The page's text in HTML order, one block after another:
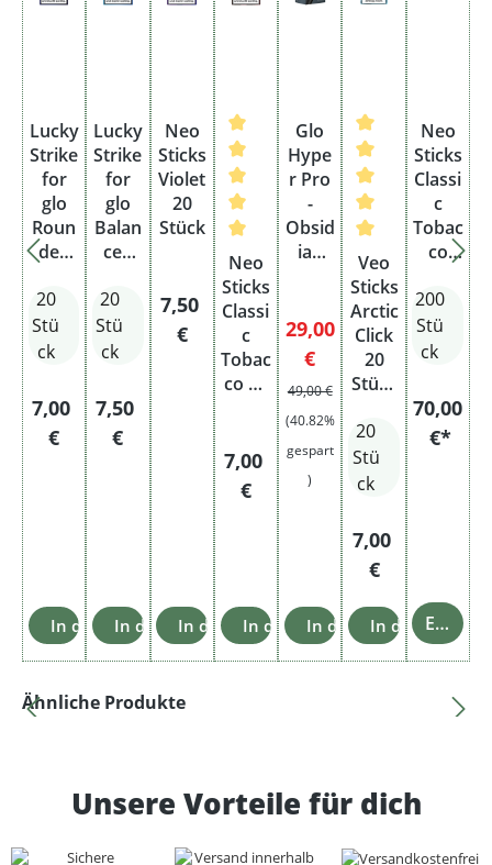
Lucky
Strike
for
glo
Roun
ded
co
20
Stü
ck
Regulärer Preis:
7,00
€
In den Warenkorb
Lucky
Strike
for
glo
Balan
ced
co
20
Stü
ck
Regulärer Preis:
7,50
€
In den Warenkorb
Neo
Sticks
Violet
20
Stück
Regulärer Preis:
7,50
€
In den Warenkorb
Durchschnittliche Bewertung
Neo
Sticks
Classi
c
Tobac
co 20
Regulärer Preis:
7,00
€
In den Warenkorb
Glo
Hype
r Pro
-
Obsid
ian
Verkaufspreis:
29,00
€
Regulärer Preis:
49,00 €
(40.82%
gespart
)
In den Warenkorb
Veo
Sticks
Arctic
Click
20
Stück
Tabak
20
Stü
ck
Regulärer
7,00
€
In den
Neo
Sticks
Classi
c
Tobac
co
e
200
Stü
ck
70,00
€*
Einzelheiten
Produktgalerie überspringen
Ähnliche Produkte
Unsere Vorteile für dich